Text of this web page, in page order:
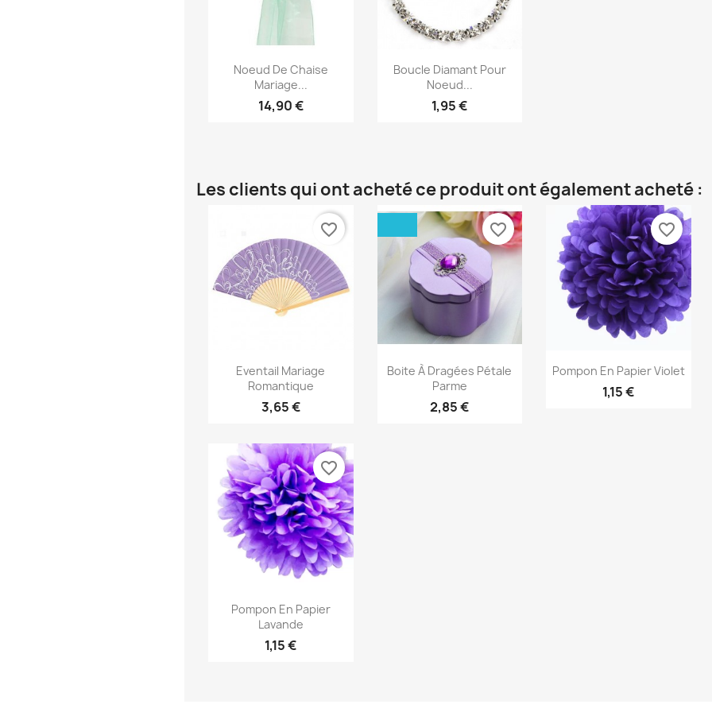
Aperçu rapide
Noeud De Chaise
Mariage...
14,90 €
Aperçu rapide
Boucle Diamant Pour
Noeud...
1,95 €
Les clients qui ont acheté ce produit ont également acheté :
Aperçu rapide
Eventail Mariage
Romantique
3,65 €
favorite_border
Aperçu rapide
Boite À Dragées Pétale
Parme
2,85 €
favorite_border
Aperçu rapide
Pompon En Papier Violet
1,15 €
favorite_border
Aperçu rapide
Pompon En Papier
Lavande
1,15 €
favorite_border